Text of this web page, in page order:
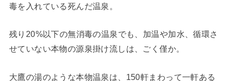
毒を入れている死んだ温泉。
残り20%以下の無消毒の温泉でも、加温や加水、循環さ
せていない本物の源泉掛け流しは、ごく僅か。
大鷹の湯のような本物温泉は、150軒まわって一軒ある